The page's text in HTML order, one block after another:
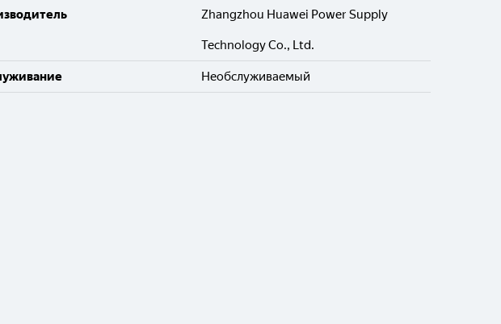
Zhangzhou Huawei Power Supply
Technology Co., Ltd.
Необслуживаемый